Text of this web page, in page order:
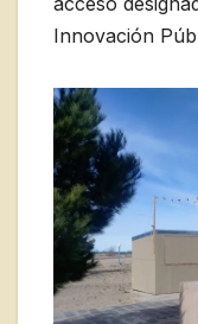
Innovación